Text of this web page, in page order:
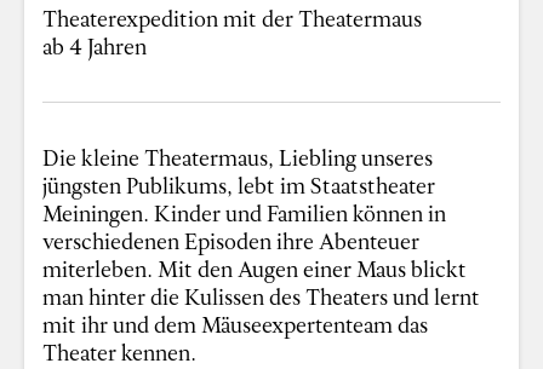
Theaterexpedition mit der Theatermaus
ab 4 Jahren
Die kleine Theatermaus, Liebling unseres
jüngsten Publikums, lebt im Staatstheater
Meiningen. Kinder und Familien können in
verschiedenen Episoden ihre Abenteuer
miterleben. Mit den Augen einer Maus blickt
man hinter die Kulissen des Theaters und lernt
mit ihr und dem Mäuseexpertenteam das
Theater kennen.